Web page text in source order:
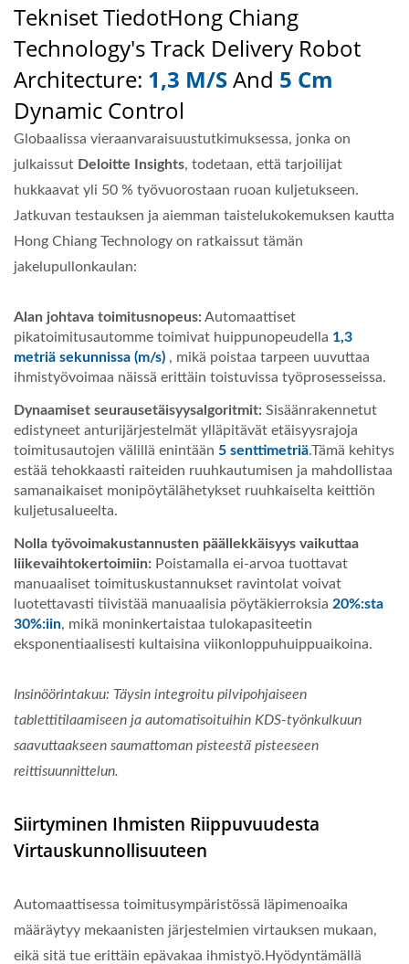
Tekniset TiedotHong Chiang
Technology's Track Delivery Robot
Architecture: 1,3 M/sAnd 5 Cm
Dynamic Control
Globaalissa vieraanvaraisuustutkimuksessa, jonka on
julkaissut Deloitte Insights, todetaan, että tarjoilijat
hukkaavat yli 50 % työvuorostaan ruoan kuljetukseen.
Jatkuvan testauksen ja aiemman taistelukokemuksen kautta
Hong Chiang Technology on ratkaissut tämän
jakelupullonkaulan:
Alan johtava toimitusnopeus: Automaattiset
pikatoimitusautomme toimivat huippunopeudella 1,3
metriä sekunnissa (m/s) , mikä poistaa tarpeen uuvuttaa
ihmistyövoimaa näissä erittäin toistuvissa työprosesseissa.
Dynaamiset seurausetäisyysalgoritmit: Sisäänrakennetut
edistyneet anturijärjestelmät ylläpitävät etäisyysrajoja
toimitusautojen välillä enintään 5 senttimetriä.Tämä kehitys
estää tehokkaasti raiteiden ruuhkautumisen ja mahdollistaa
samanaikaiset monipöytälähetykset ruuhkaiselta keittiön
kuljetusalueelta.
Nolla työvoimakustannusten päällekkäisyys vaikuttaa
liikevaihtokertoimiin: Poistamalla ei-arvoa tuottavat
manuaaliset toimituskustannukset ravintolat voivat
luotettavasti tiivistää manuaalisia pöytäkierroksia 20%:sta
30%:iin, mikä moninkertaistaa tulokapasiteetin
eksponentiaalisesti kultaisina viikonloppuhuippuaikoina.
Insinöörintakuu: Täysin integroitu pilvipohjaiseen
tablettitilaamiseen ja automatisoituihin KDS-työnkulkuun
saavuttaakseen saumattoman pisteestä pisteeseen
reittisuunnittelun.
Siirtyminen Ihmisten Riippuvuudesta
Virtauskunnollisuuteen
Automaattisessa toimitusympäristössä läpimenoaika
määräytyy mekaanisten järjestelmien virtauksen mukaan,
eikä sitä tue erittäin epävakaa ihmistyö.Hyödyntämällä